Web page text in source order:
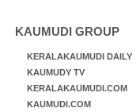
KAUMUDI GROUP
KERALAKAUMUDI DAILY
KAUMUDY TV
KERALAKAUMUDI.COM
KAUMUDI.COM